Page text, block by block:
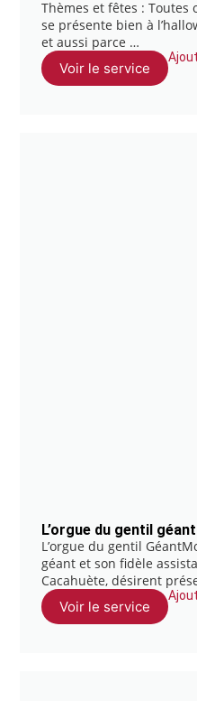
Thèmes et fêtes : Toutes
se présente bien à
et aussi parce …
Voir le service
L’orgue du gentil
L’orgue du gentil
géant et son fidèle
Cacahuète, désirent
Voir le service